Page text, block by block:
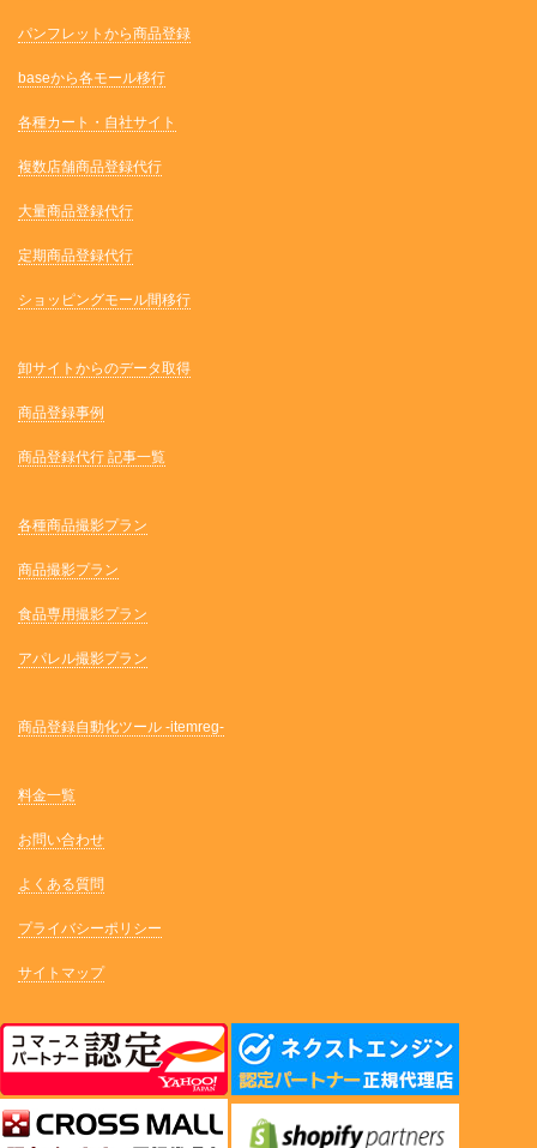
パンフレットから商品登録
baseから各モール移行
各種カート・自社サイト
複数店舗商品登録代行
大量商品登録代行
定期商品登録代行
ショッピングモール間移行
卸サイトからのデータ取得
商品登録事例
商品登録代行 記事一覧
各種商品撮影プラン
商品撮影プラン
食品専用撮影プラン
アパレル撮影プラン
商品登録自動化ツール -itemreg-
料金一覧
お問い合わせ
よくある質問
プライバシーポリシー
サイトマップ